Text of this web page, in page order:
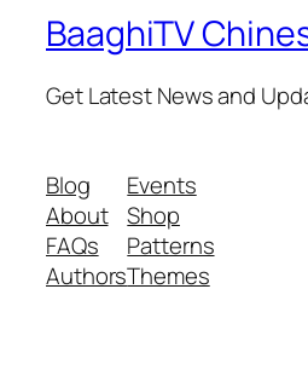
BaaghiTV
Get Latest News and
Blog
About
FAQs
Authors
Events
Shop
Patterns
Themes